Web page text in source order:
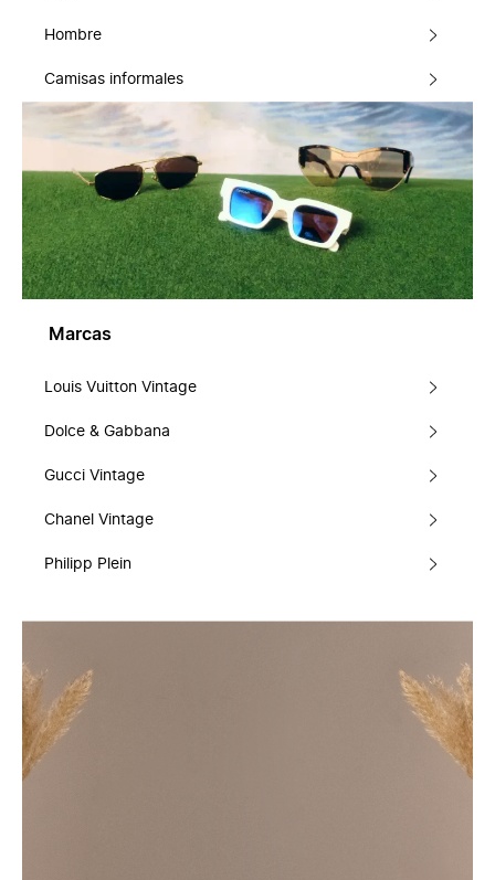
Hombre
Camisas informales
Marcas
Louis Vuitton Vintage
Dolce & Gabbana
Gucci Vintage
Chanel Vintage
Philipp Plein